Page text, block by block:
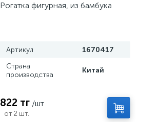
Рогатка фигурная, из бамбука
Артикул
1670417
Страна
производства
Китай
822 тг /шт
от 2 шт.